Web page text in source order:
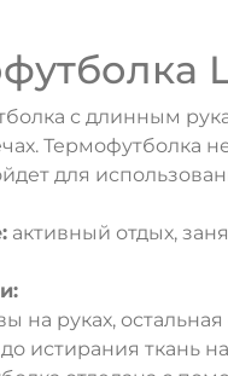
с длинным
Термофутболка
для
активный отдых,
на руках,
истирания ткань